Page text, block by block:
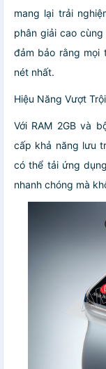
mang lại trải
phân giải cao
đảm bảo rằng mọi
nét nhất.
Hiệu Năng Vượt Trội
Với RAM 2GB và
cấp khả năng lưu
có thể tải ứng
nhanh chóng mà